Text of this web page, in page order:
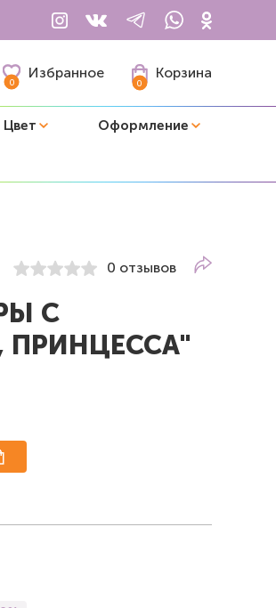
0
Избранное
0
Корзина
Цвет Оформление
0 отзывов
С
ПРИНЦЕССА"